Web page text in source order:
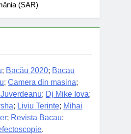
(SAR)
; Bacău 2020; Bacau
;Camera din masina;
; Dj Mike Iova;
; Liviu Terinte; Mihai
; Revista Bacau;
.